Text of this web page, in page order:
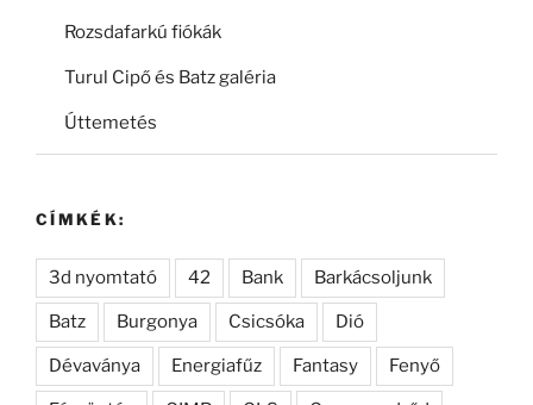
Rozsdafarkú fiókák
Turul Cipő és Batz galéria
Úttemetés
CÍMKÉK:
3d nyomtató 42 Bank Barkácsoljunk
Batz Burgonya Csicsóka Dió
Dévaványa Energiafűz Fantasy Fenyő